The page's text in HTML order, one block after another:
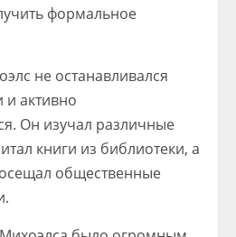
формальное
не останавливался
и активно
Он изучал различные
книги из библиотеки, а
общественные